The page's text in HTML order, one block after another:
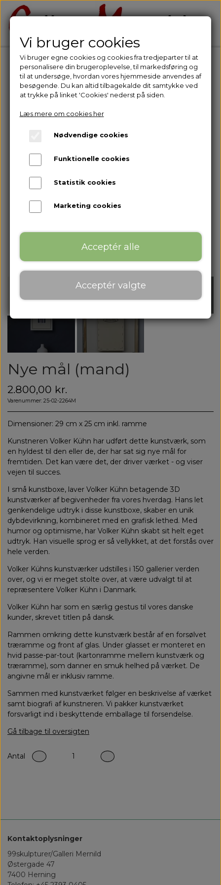
Nye mål (mand)
2.800,00 kr.
Varenummer: 25-02-2264M
Dimensioner: 29 cm x 25 cm inkl. ramme
Kunstneren Volker Kühn har udført dette kunstværk, som
en hyldest til den eller de, der har sat sig nye mål for
fremtiden. Det kan være det, der driver værket - og viser
vejen til succes.
I små kunstboxe, laver Volker Kühn betagende 3D
kunstværker af begivenheder fra vores hverdag. Hans let
genkendelige udtryk i disse kunstboxe, skaber en unik
dybdevirkning, kombineret med en grafisk lethed. Med
humor og optimisme, har Volker Kühn skabt sit helt eget
udtryk. Han visuelle sprog er så vellykket, at det forstås over
hele verden.
Volker Kühns kunstværker udstilles i 150 gallerier verden
over, og vi er meget stolte over, at være udvalgt til at
repræsentere Volker Kühn i Danmark.
Volker Kühn har som en særlig gestus til vores danske
kunder, skrevet titlen på dansk.
Rammen omkring dette kunstværk består af en forsølvet
træramme og front af glas. Under glasset er monteret en
hvid passe-par-tout (kartonramme mellem kunstværk og
træramme), som danner en smuk helhed på værket. De
angivne mål er inklusiv ramme.
Sammen med kunstværket følger en beskrivelse af værket
samt biografi af kunstneren. Vi pakker kunstværket
forsvarligt ind i beskyttende emballage til forsendelse.
Gå tilbage til oversigten
Antal
Kontaktoplysninger
99skulpturer/Galleri Mernild
Østergade 47
7400 Herning
Vi bruger cookies
Vi bruger egne cookies og cookies fra tredjeparter til at
personalisere din brugeroplevelse, til markedsføring og
til at undersøge, hvordan vores hjemmeside anvendes af
besøgende. Du kan altid tilbagekalde dit samtykke ved
at trykke på linket 'Cookies' nederst på siden.
Læs mere om cookies her
Nødvendige cookies
Funktionelle cookies
Statistik cookies
Marketing cookies
Acceptér alle
Acceptér valgte